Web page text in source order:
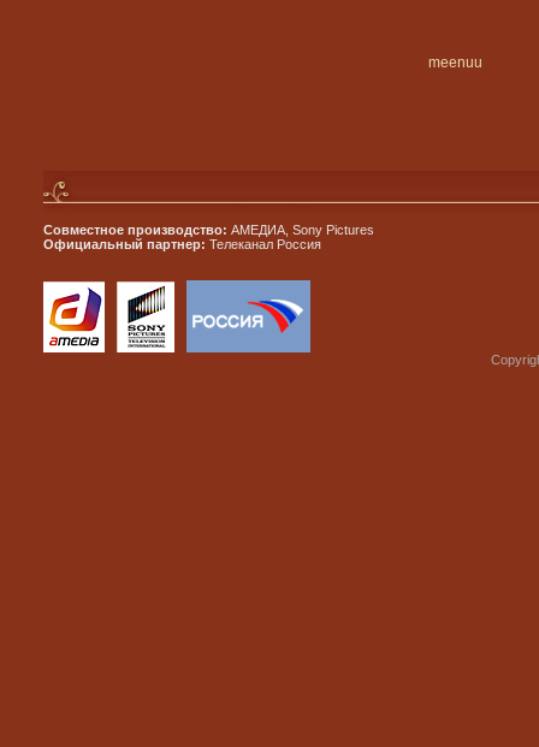
meenuu
Совместное производство: АМЕДИА, Sony Pictures
Официальный партнер: Телеканал Россия